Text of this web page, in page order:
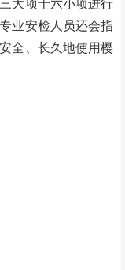
大项十六小项进行
业安检人员还会指
全、长久地使用樱